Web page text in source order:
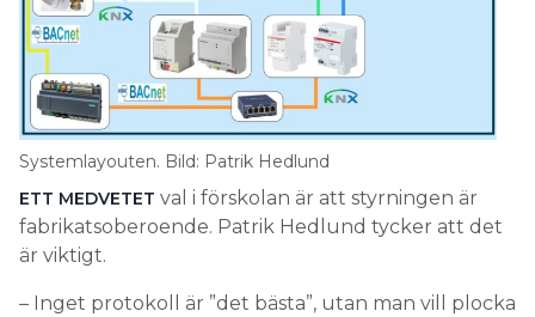
Systemlayouten. Bild: Patrik Hedlund
ETT MEDVETETval i förskolan är att styrningen är
fabrikatsoberoende. Patrik Hedlund tycker att det
är viktigt.
– Inget protokoll är ”det bästa”, utan man vill plocka
russinen ur kakan – alltså produkterna som är bäst
utifrån funktion och pris. Det är viktigt att slåss för
öppna lösningar, säger han.